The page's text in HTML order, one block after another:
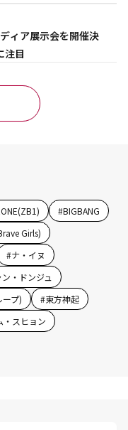
ィア展示会を開催決
注目
#BIGBANG
Girls)
#ナ・イヌ
・ドンジュ
ープ) #東方神起
・スヒョン